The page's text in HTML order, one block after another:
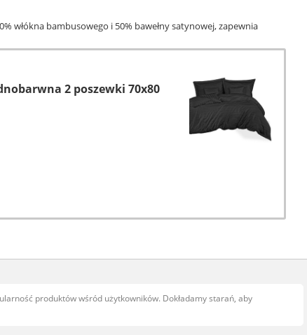
włókna bambusowego i 50% bawełny satynowej, zapewnia
2 poszewki 70x80
produktów wśród użytkowników. Dokładamy starań, aby